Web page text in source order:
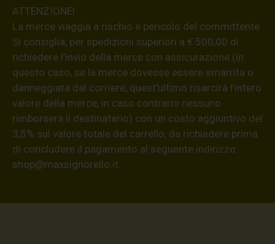
ATTENZIONE!
La merce viaggia a rischio e pericolo del committente.
Si consiglia, per spedizioni superiori a € 500,00 di
richiedere l’invio della merce con assicurazione (in
questo caso, se la merce dovesse essere smarrita o
danneggiata dal corriere, quest’ultimo risarcirà l’intero
valore della merce, in caso contrario nessuno
rimborserà il destinatario) con un costo aggiuntivo del
3,5% sul valore totale del carrello, da richiedere prima
di concludere il pagamento al seguente indirizzo:
shop@maxsignorello.it